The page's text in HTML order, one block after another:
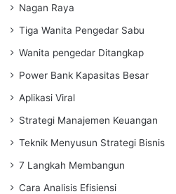
Nagan Raya
Tiga Wanita Pengedar Sabu
Wanita pengedar Ditangkap
Power Bank Kapasitas Besar
Aplikasi Viral
Strategi Manajemen Keuangan
Teknik Menyusun Strategi Bisnis
7 Langkah Membangun
Cara Analisis Efisiensi